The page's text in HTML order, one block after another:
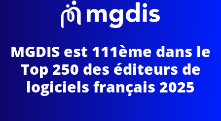
MGDIS est 111ème dans le
Top 250 des éditeurs de
logiciels français 2025